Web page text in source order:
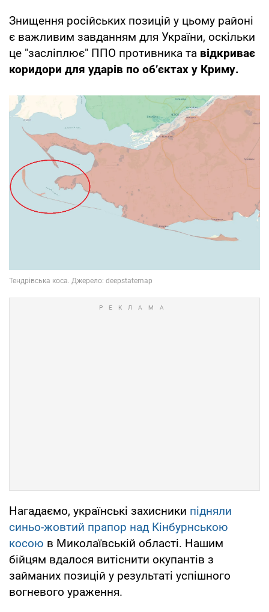
Знищення російських позицій у цьому районі
є важливим завданням для України, оскільки
це "засліплює" ППО противника та відкриває
коридори для ударів по об’єктах у Криму.
Нагадаємо, українські захисники підняли
синьо-жовтий прапор над Кінбурнською
косою в Миколаївській області. Нашим
бійцям вдалося витіснити окупантів з
займаних позицій у результаті успішного
вогневого ураження.